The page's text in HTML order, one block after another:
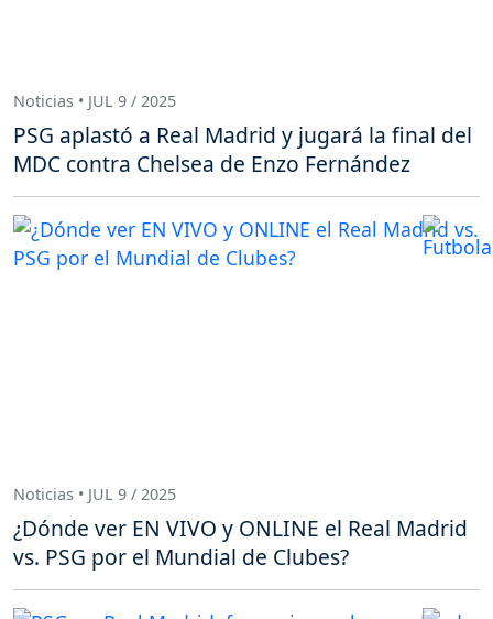
Noticias • JUL 9 / 2025
PSG aplastó a Real Madrid y jugará la final del
MDC contra Chelsea de Enzo Fernández
Noticias • JUL 9 / 2025
¿Dónde ver EN VIVO y ONLINE el Real Madrid
vs. PSG por el Mundial de Clubes?